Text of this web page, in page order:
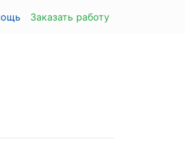
Заказать работу